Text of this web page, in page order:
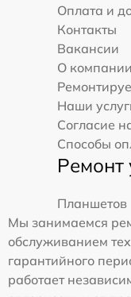
Оплата и
Контакты
Вакансии
О компании
Наши
Согласие
Способы
Ремонт
Планшетов
Мы занимаемся
обслуживанием
гарантийного
работает